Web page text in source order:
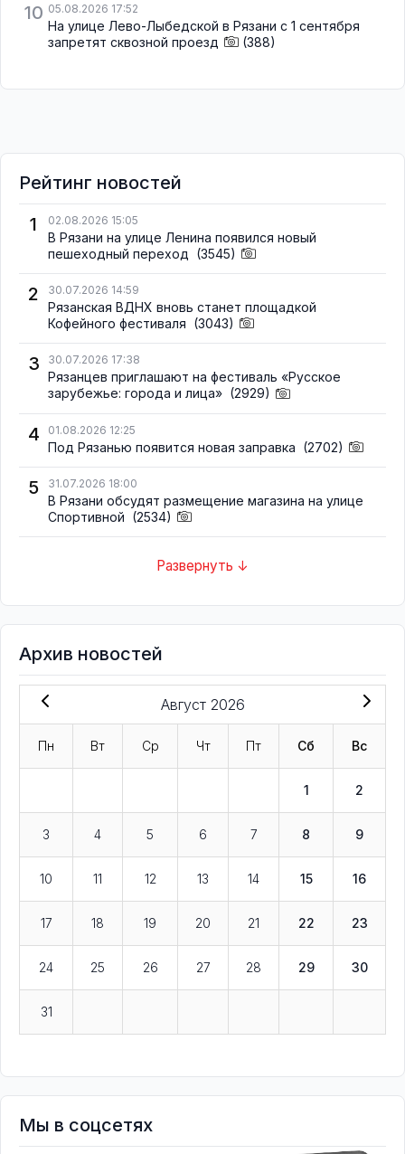
10 05.08.2026 17:52
На улице Лево-Лыбедской в Рязани с 1 сентября
запретят сквозной проезд
(388)
Рейтинг новостей
1
02.08.2026 15:05
В Рязани на улице Ленина появился новый
пешеходный переход (3545)
2 30.07.2026 14:59
Рязанская ВДНХ вновь станет площадкой
Кофейного фестиваля (3043)
3 30.07.2026 17:38
Рязанцев приглашают на фестиваль «Русское
зарубежье: города и лица» (2929)
4 01.08.2026 12:25
Под Рязанью появится новая заправка (2702)
5 31.07.2026 18:00
В Рязани обсудят размещение магазина на улице
Спортивной (2534)
Развернуть ↓
Архив новостей
Август 2026
Пн Вт Ср Чт Пт Сб Вс
1 2
3 4 5 6 7 8 9
10 11 12 13 14 15 16
17 18 19 20 21 22 23
24 25 26 27 28 29 30
31
Мы в соцсетях